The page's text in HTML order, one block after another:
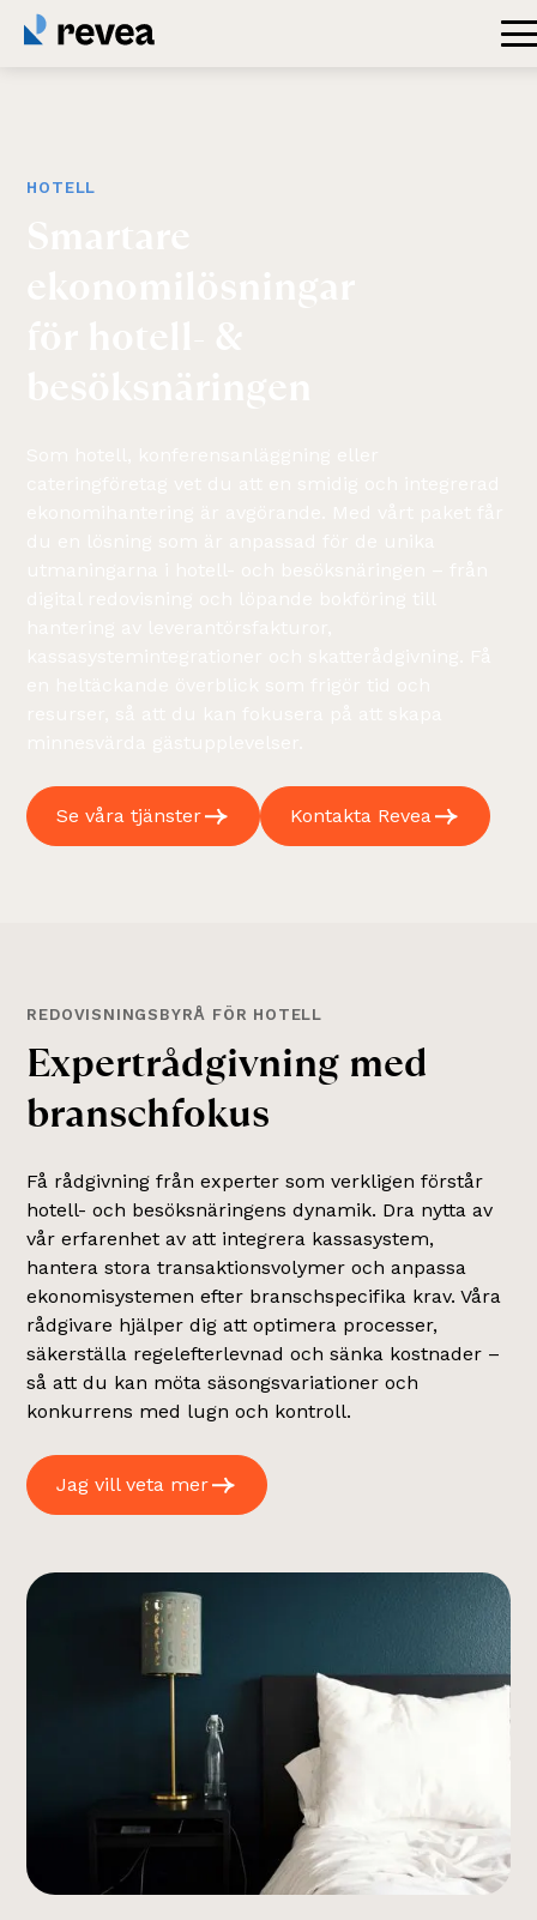
HOTELL
Se våra tjänster Kontakta Revea
REDOVISNINGSBYRÅ FÖR HOTELL
Expertrådgivning med
branschfokus
Få rådgivning från experter som verkligen förstår
hotell- och besöksnäringens dynamik. Dra nytta av
vår erfarenhet av att integrera kassasystem,
hantera stora transaktionsvolymer och anpassa
ekonomisystemen efter branschspecifika krav. Våra
rådgivare hjälper dig att optimera processer,
säkerställa regelefterlevnad och sänka kostnader –
så att du kan möta säsongsvariationer och
konkurrens med lugn och kontroll.
Jag vill veta mer